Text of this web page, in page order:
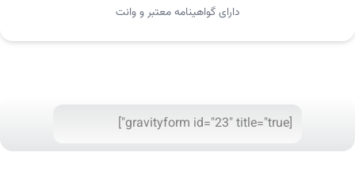
دارای گواهینامه معتبر و وانت
[gravityform id="23" title="true"]